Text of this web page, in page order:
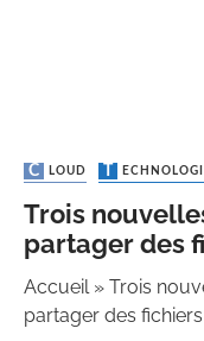
CLOUD
Trois
partager des
Accueil» Trois
partager des